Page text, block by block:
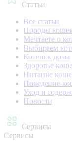
Статьи
Все статьи
Породы кошек
Мечтаете о
Выбираем
Котенок дома
Здоровье
Питание
Поведение
Уход и
Новости
Сервисы
Сервисы